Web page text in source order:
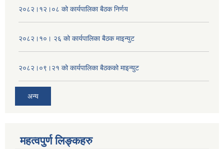
२०८२।१२।०८ को कार्यपालिका बैठक निर्णय
२०८२।१०। २६ को कार्यपालिका बैठक माइन्युट
२०८२।०९।२१ को कार्यपालिका बैठकको माइन्युट
अन्य
महत्वपुर्ण लिङ्कहरु